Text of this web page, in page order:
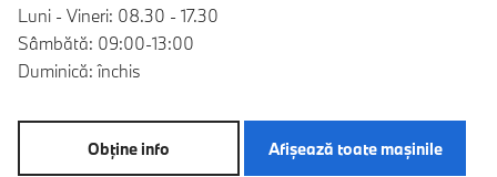
Luni - Vineri: 08.30 - 17.30
Sâmbătă: 09:00-13:00
Duminică: închis
Obţine info Afişează toate maşinile